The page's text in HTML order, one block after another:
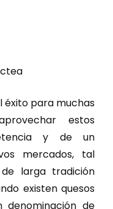
éxito para muchas
estos
y de un
mercados, tal
larga tradición
existen quesos
de